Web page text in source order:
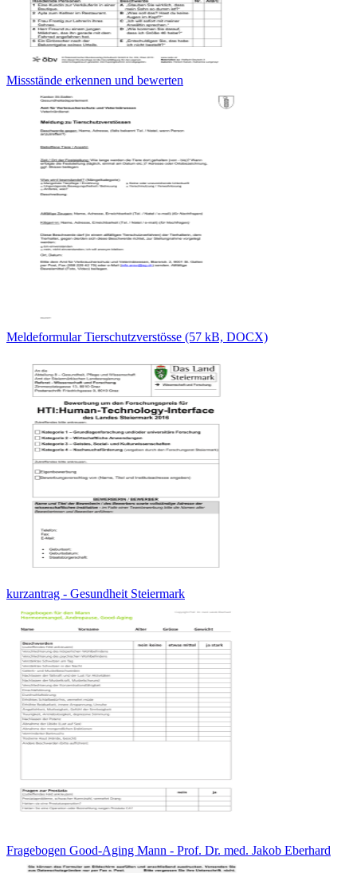
Missstände erkennen und bewerten
Meldeformular Tierschutzverstösse (57 kB, DOCX)
kurzantrag - Gesundheit Steiermark
Fragebogen Good-Aging Mann - Prof. Dr. med. Jakob Eberhard